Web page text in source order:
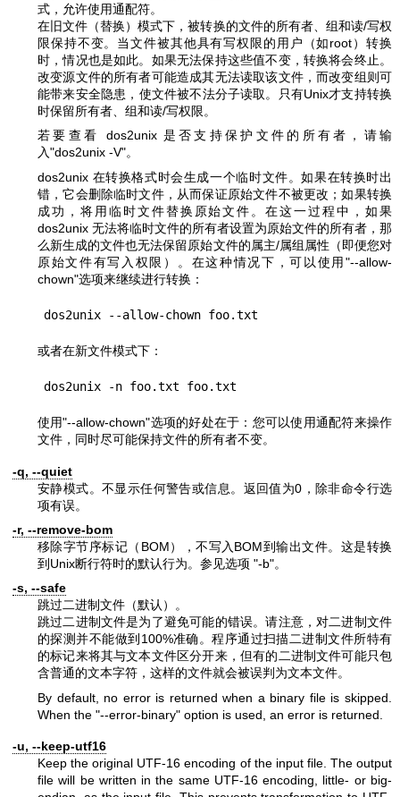
式，允许使用通配符。
在旧文件（替换）模式下，被转换的文件的所有者、组和读/写权
限保持不变。当文件被其他具有写权限的用户（如root）转换
时，情况也是如此。如果无法保持这些值不变，转换将会终止。
改变源文件的所有者可能造成其无法读取该文件，而改变组则可
能带来安全隐患，使文件被不法分子读取。只有Unix才支持转换
时保留所有者、组和读/写权限。
若要查看 dos2unix 是否支持保护文件的所有者，请输
入"dos2unix -V"。
dos2unix 在转换格式时会生成一个临时文件。如果在转换时出
错，它会删除临时文件，从而保证原始文件不被更改；如果转换
成功，将用临时文件替换原始文件。在这一过程中，如果
dos2unix 无法将临时文件的所有者设置为原始文件的所有者，那
么新生成的文件也无法保留原始文件的属主/属组属性（即便您对
原始文件有写入权限）。在这种情况下，可以使用 "--allow-
chown"选项来继续进行转换：
或者在新文件模式下：
使用"--allow-chown"选项的好处在于：您可以使用通配符来操作
文件，同时尽可能保持文件的所有者不变。
-q, --quiet
安静模式。不显示任何警告或信息。返回值为0，除非命令行选
项有误。
-r, --remove-bom
移除字节序标记（BOM），不写入BOM到输出文件。这是转换
到Unix断行符时的默认行为。参见选项 "-b"。
-s, --safe
跳过二进制文件（默认）。
跳过二进制文件是为了避免可能的错误。请注意，对二进制文件
的探测并不能做到100%准确。程序通过扫描二进制文件所特有
的标记来将其与文本文件区分开来，但有的二进制文件可能只包
含普通的文本字符，这样的文件就会被误判为文本文件。
By default, no error is returned when a binary file is skipped.
When the "--error-binary" option is used, an error is returned.
-u, --keep-utf16
Keep the original UTF-16 encoding of the input file. The output
file will be written in the same UTF-16 encoding, little- or big-